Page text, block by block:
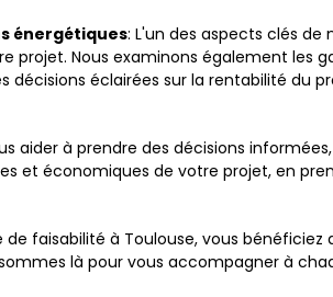
énergétiques: L'un des aspects clés
projet. Nous examinons également les
décisions éclairées sur la rentabilité du
aider à prendre des décisions
et économiques de votre projet, en
faisabilité à Toulouse, vous
là pour vous accompagner à